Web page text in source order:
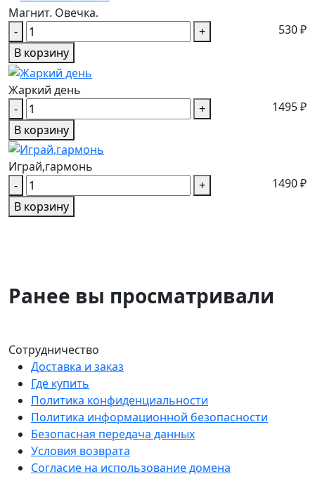
Магнит. Овечка.
-
+
530 ₽
В корзину
Жаркий день
-
+
1495 ₽
В корзину
Играй,гармонь
-
+
1490 ₽
В корзину
Ранее вы просматривали
Сотрудничество
Доставка и заказ
Где купить
Политика конфиденциальности
Политика информационной безопасности
Безопасная передача данных
Условия возврата
Согласие на использование домена